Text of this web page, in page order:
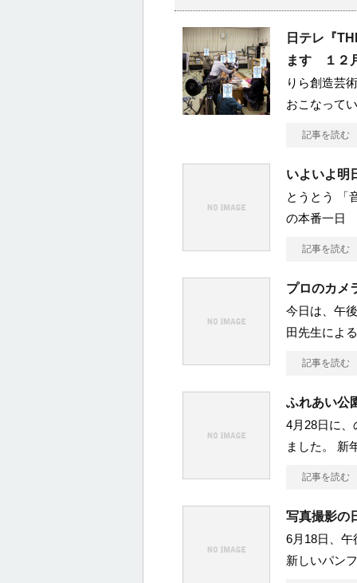
日テレ『
ます １２
りら創造芸
おこなって
記事を読む
いよいよ
とうとう 「
の本番一日
記事を読む
プロのカメ
今日は、午
田先生によ
記事を読む
ふれあい公
4月28日に
ました。 新
記事を読む
写真撮影の
6月18日、
新しいパン